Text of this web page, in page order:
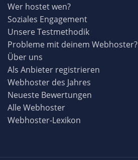
Wer hostet wen?
Soziales Engagement
Unsere Testmethodik
Probleme mit deinem Webhoster?
Über uns
Als Anbieter registrieren
Webhoster des Jahres
Neueste Bewertungen
Alle Webhoster
Webhoster-Lexikon